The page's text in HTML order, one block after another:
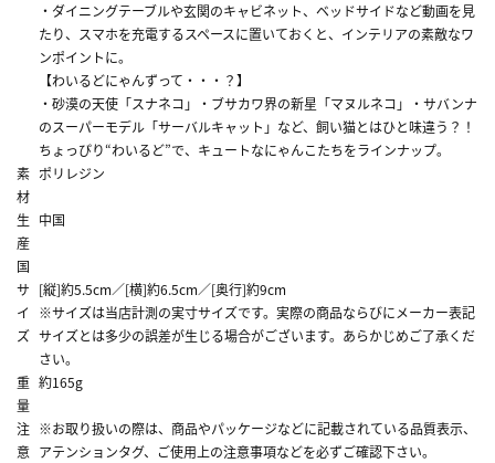
・ダイニングテーブルや玄関のキャビネット、ベッドサイドなど動画を見
たり、スマホを充電するスペースに置いておくと、インテリアの素敵なワ
ンポイントに。
【わいるどにゃんずって・・・？】
・砂漠の天使「スナネコ」・ブサカワ界の新星「マヌルネコ」・サバンナ
のスーパーモデル「サーバルキャット」など、飼い猫とはひと味違う？！
ちょっぴり“わいるど”で、キュートなにゃんこたちをラインナップ。
素
材
ポリレジン
生
産
国
中国
サ
イ
ズ
[縦]約5.5cm／[横]約6.5cm／[奥行]約9cm
※サイズは当店計測の実寸サイズです。実際の商品ならびにメーカー表記
サイズとは多少の誤差が生じる場合がございます。あらかじめご了承くだ
さい。
重
量
約165g
注
意
※お取り扱いの際は、商品やパッケージなどに記載されている品質表示、
アテンションタグ、ご使用上の注意事項などを必ずご確認下さい。